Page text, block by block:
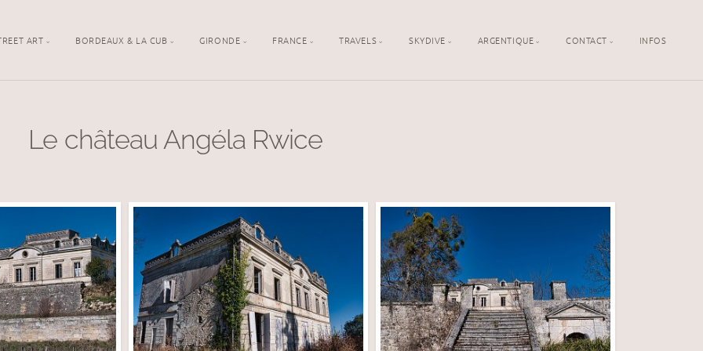
ART BORDEAUX & LA CUB GIRONDE FRANCE TRAVELS SKYDIVE ARGENTIQUE CONTACT INFOS
Le château Angéla Rwice